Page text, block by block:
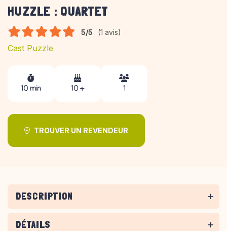
HUZZLE : QUARTET
5/5 (1 avis)
Cast Puzzle
10 min 10 + 1
TROUVER UN REVENDEUR
DESCRIPTION
DÉTAILS